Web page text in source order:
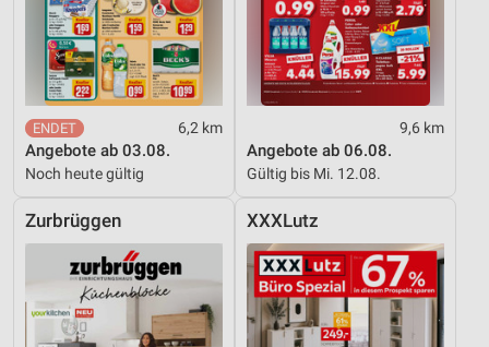
6,2 km
Angebote ab 03.08.
Noch heute gültig
9,6 km
Angebote ab 06.08.
Gültig bis Mi. 12.08.
Zurbrüggen XXXLutz